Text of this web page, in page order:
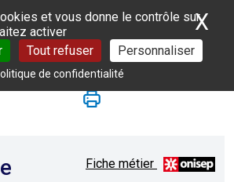
cookies
et vous donne le contrôle sur
activer
Tout refuser Personnaliser
de confidentialité
X
Fiche métier